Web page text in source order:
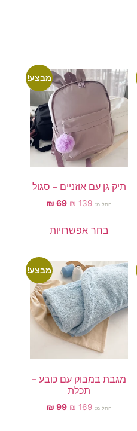
מבצע!
תיק גן עם אוזניים – סגול
החל מ: ₪139
₪ 69
בחר אפשרויות
מבצע!
מגבת במבוק עם כובע –
תכלת
החל מ: ₪169
₪ 99